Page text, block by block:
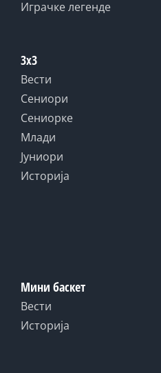
Играчке легенде
3x3
Вести
Сениори
Сениорке
Млади
Јуниори
Историја
Мини баскет
Вести
Историја